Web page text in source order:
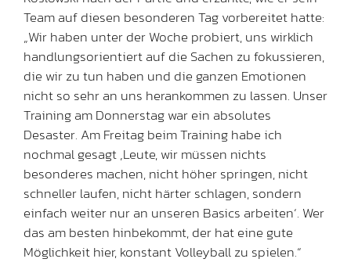
Team auf diesen besonderen Tag vorbereitet hatte:
„Wir haben unter der Woche probiert, uns wirklich
handlungsorientiert auf die Sachen zu fokussieren,
die wir zu tun haben und die ganzen Emotionen
nicht so sehr an uns herankommen zu lassen. Unser
Training am Donnerstag war ein absolutes
Desaster. Am Freitag beim Training habe ich
nochmal gesagt ‚Leute, wir müssen nichts
besonderes machen, nicht höher springen, nicht
schneller laufen, nicht härter schlagen, sondern
einfach weiter nur an unseren Basics arbeiten‘. Wer
das am besten hinbekommt, der hat eine gute
Möglichkeit hier, konstant Volleyball zu spielen.“